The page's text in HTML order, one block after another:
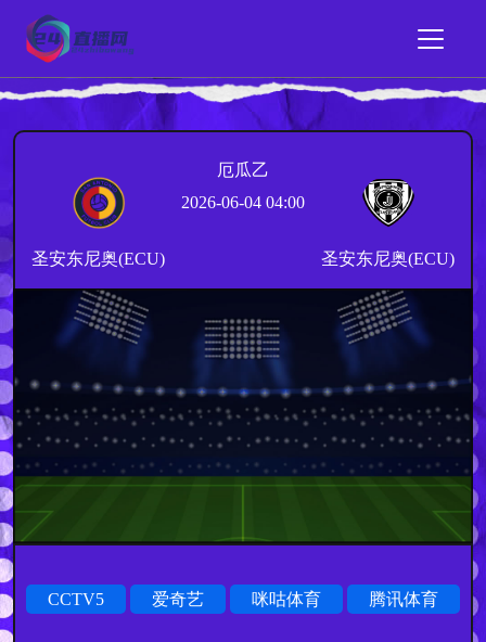
圣安东尼奥(ECU)
厄瓜乙
2026-06-04 04:00
圣安东尼奥(ECU)
CCTV5 爱奇艺 咪咕体育 腾讯体育